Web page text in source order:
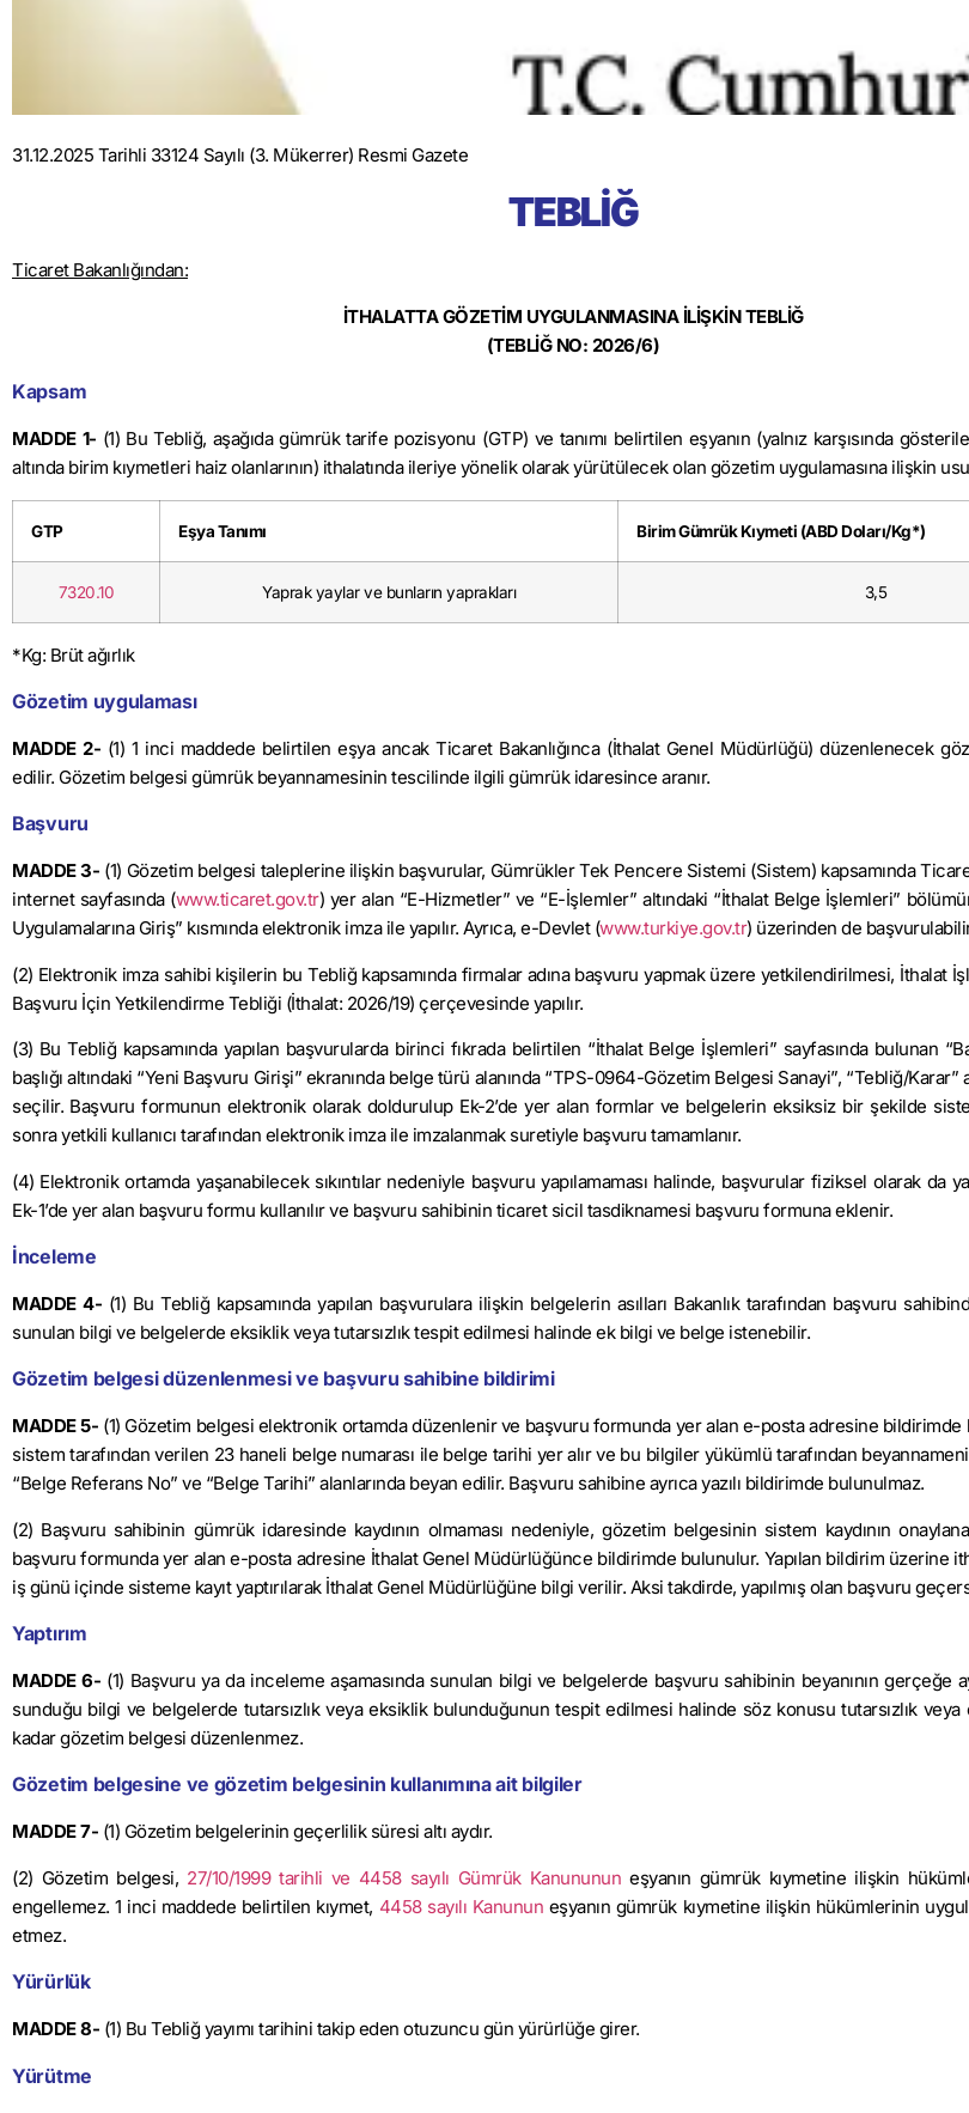
31.12.2025 Tarihli 33124 Sayılı (3. Mükerrer) Resmi Gazete
TEBLİĞ
Ticaret Bakanlığından:
İTHALATTA GÖZETİM UYGULANMASINA İLİŞKİN TEBLİĞ
(TEBLİĞ NO: 2026/6)
Kapsam
MADDE 1- (1) Bu Tebliğ, aşağıda gümrük tarife pozisyonu (GTP) ve tanımı belirtilen eşyanın (yalnız karşısında
altında birim kıymetleri haiz olanlarının) ithalatında ileriye yönelik olarak yürütülecek olan gözetim uygulamasına ilişkin
GTP Eşya Tanımı Birim Gümrük Kıymeti (ABD Doları/Kg*)
7320.10 Yaprak yaylar ve bunların yaprakları 3,5
*Kg: Brüt ağırlık
Gözetim uygulaması
MADDE 2- (1) 1 inci maddede belirtilen eşya ancak Ticaret Bakanlığınca (İthalat Genel Müdürlüğü) düzenlenecek
edilir. Gözetim belgesi gümrük beyannamesinin tescilinde ilgili gümrük idaresince aranır.
Başvuru
MADDE 3- (1) Gözetim belgesi taleplerine ilişkin başvurular, Gümrükler Tek Pencere Sistemi (Sistem) kapsamında Ticaret
internet sayfasında (www.ticaret.gov.tr) yer alan “E-Hizmetler” ve “E-İşlemler” altındaki “İthalat Belge İşlemleri”
Uygulamalarına Giriş” kısmında elektronik imza ile yapılır. Ayrıca, e-Devlet (www.turkiye.gov.tr) üzerinden de
(2) Elektronik imza sahibi kişilerin bu Tebliğ kapsamında firmalar adına başvuru yapmak üzere yetkilendirilmesi, İthalat
Başvuru İçin Yetkilendirme Tebliği (İthalat: 2026/19) çerçevesinde yapılır.
(3) Bu Tebliğ kapsamında yapılan başvurularda birinci fıkrada belirtilen “İthalat Belge İşlemleri” sayfasında bulunan
başlığı altındaki “Yeni Başvuru Girişi” ekranında belge türü alanında “TPS-0964-Gözetim Belgesi Sanayi”, “Tebliğ/Karar”
seçilir. Başvuru formunun elektronik olarak doldurulup Ek-2’de yer alan formlar ve belgelerin eksiksiz bir şekilde
sonra yetkili kullanıcı tarafından elektronik imza ile imzalanmak suretiyle başvuru tamamlanır.
(4) Elektronik ortamda yaşanabilecek sıkıntılar nedeniyle başvuru yapılamaması halinde, başvurular fiziksel olarak da
Ek-1’de yer alan başvuru formu kullanılır ve başvuru sahibinin ticaret sicil tasdiknamesi başvuru formuna eklenir.
İnceleme
MADDE 4- (1) Bu Tebliğ kapsamında yapılan başvurulara ilişkin belgelerin asılları Bakanlık tarafından başvuru
sunulan bilgi ve belgelerde eksiklik veya tutarsızlık tespit edilmesi halinde ek bilgi ve belge istenebilir.
Gözetim belgesi düzenlenmesi ve başvuru sahibine bildirimi
MADDE 5- (1) Gözetim belgesi elektronik ortamda düzenlenir ve başvuru formunda yer alan e-posta adresine
sistem tarafından verilen 23 haneli belge numarası ile belge tarihi yer alır ve bu bilgiler yükümlü tarafından
“Belge Referans No” ve “Belge Tarihi” alanlarında beyan edilir. Başvuru sahibine ayrıca yazılı bildirimde bulunulmaz.
(2) Başvuru sahibinin gümrük idaresinde kaydının olmaması nedeniyle, gözetim belgesinin sistem kaydının
başvuru formunda yer alan e-posta adresine İthalat Genel Müdürlüğünce bildirimde bulunulur. Yapılan bildirim üzerine
iş günü içinde sisteme kayıt yaptırılarak İthalat Genel Müdürlüğüne bilgi verilir. Aksi takdirde, yapılmış olan başvuru
Yaptırım
MADDE 6- (1) Başvuru ya da inceleme aşamasında sunulan bilgi ve belgelerde başvuru sahibinin beyanının gerçeğe
sunduğu bilgi ve belgelerde tutarsızlık veya eksiklik bulunduğunun tespit edilmesi halinde söz konusu tutarsızlık
kadar gözetim belgesi düzenlenmez.
Gözetim belgesine ve gözetim belgesinin kullanımına ait bilgiler
MADDE 7- (1) Gözetim belgelerinin geçerlilik süresi altı aydır.
(2) Gözetim belgesi, 27/10/1999 tarihli ve 4458 sayılı Gümrük Kanununun eşyanın gümrük kıymetine ilişkin
engellemez. 1 inci maddede belirtilen kıymet, 4458 sayılı Kanunun eşyanın gümrük kıymetine ilişkin hükümlerinin
etmez.
Yürürlük
MADDE 8- (1) Bu Tebliğ yayımı tarihini takip eden otuzuncu gün yürürlüğe girer.
Yürütme